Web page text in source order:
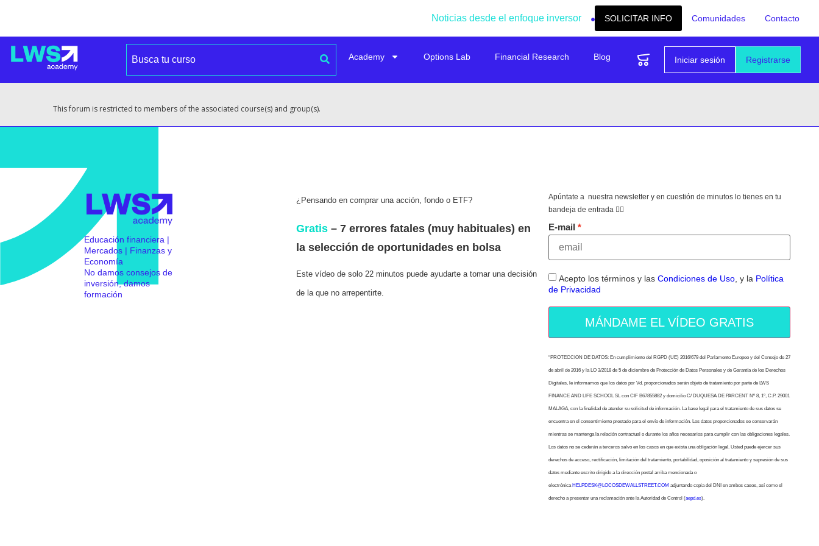
Noticias desde el enfoque inversor SOLICITAR INFO Comunidades Contacto
Registrarse
Iniciar sesión
Academy Options Lab Financial Research Blog
This forum is restricted to members of the associated course(s) and group(s).
Educación financiera |
Mercados | Finanzas y
Economía
No damos consejos de
inversión, damos
formación
¿Pensando en comprar una acción, fondo o ETF?
Gratis– 7 errores fatales (muy habituales) en
la selección de oportunidades en bolsa
Este vídeo de solo 22 minutos puede ayudarte a tomar una decisión
de la que no arrepentirte.
Apúntate a nuestra newsletter y en cuestión de minutos lo tienes en tu
bandeja de entrada 👇🏻
E-mail
Acepto los términos y las Condiciones de Uso, y la Política
de Privacidad
MÁNDAME EL VÍDEO GRATIS
“PROTECCION DE DATOS: En cumplimiento del RGPD (UE) 2016/679 del Parlamento Europeo y del Consejo de 27
de abril de 2016 y la LO 3/2018 de 5 de diciembre de Protección de Datos Personales y de Garantía de los Derechos
Digitales, le informamos que los datos por Vd. proporcionados serán objeto de tratamiento por parte de LWS
FINANCE AND LIFE SCHOOL SL con CIF B67855882 y domicilio C/ DUQUESA DE PARCENT Nº 8, 1º, C.P. 29001
MALAGA, con la finalidad de atender su solicitud de información. La base legal para el tratamiento de sus datos se
encuentra en el consentimiento prestado para el envío de información. Los datos proporcionados se conservarán
mientras se mantenga la relación contractual o durante los años necesarios para cumplir con las obligaciones legales.
Los datos no se cederán a terceros salvo en los casos en que exista una obligación legal. Usted puede ejercer sus
derechos de acceso, rectificación, limitación del tratamiento, portabilidad, oposición al tratamiento y supresión de sus
datos mediante escrito dirigido a la dirección postal arriba mencionada o
electrónica HELPDESK@LOCOSDEWALLSTREET.COM adjuntando copia del DNI en ambos casos, así como el
derecho a presentar una reclamación ante la Autoridad de Control (aepd.es).